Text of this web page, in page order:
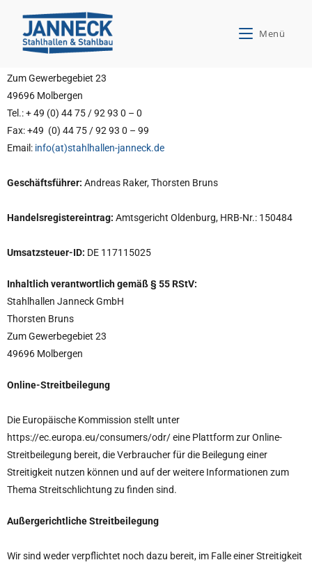
Menü
Angaben gemäß § 5 TMG
Zum Gewerbegebiet 23
49696 Molbergen
Tel.: + 49 (0) 44 75 / 92 93 0 – 0
Fax: +49 (0) 44 75 / 92 93 0 – 99
Email: info(at)stahlhallen-janneck.de
Geschäftsführer: Andreas Raker, Thorsten Bruns
Handelsregistereintrag: Amtsgericht Oldenburg, HRB-Nr.: 150484
Umsatzsteuer-ID: DE 117115025
Inhaltlich verantwortlich gemäß § 55 RStV:
Stahlhallen Janneck GmbH
Thorsten Bruns
Zum Gewerbegebiet 23
49696 Molbergen
Online-Streitbeilegung
Die Europäische Kommission stellt unter
https://ec.europa.eu/consumers/odr/ eine Plattform zur Online-
Streitbeilegung bereit, die Verbraucher für die Beilegung einer
Streitigkeit nutzen können und auf der weitere Informationen zum
Thema Streitschlichtung zu finden sind.
Außergerichtliche Streitbeilegung
Wir sind weder verpflichtet noch dazu bereit, im Falle einer Streitigkeit